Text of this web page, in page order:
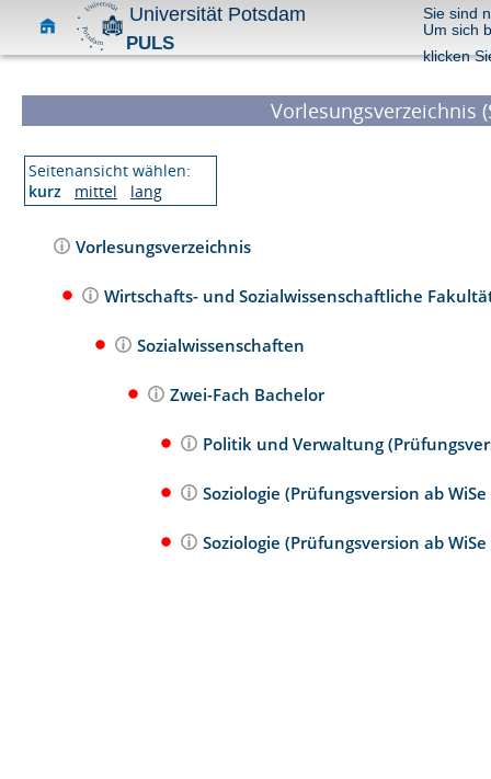
Universität Potsdam
PULS
Sie sind
Um sich
klicken
Vorlesungsverzeichnis
Seitenansicht wählen:
kurz
mittel lang
Vorlesungsverzeichnis
Wirtschafts- und Sozialwissenschaftliche
Sozialwissenschaften
Zwei-Fach Bachelor
Politik und Verwaltung
Soziologie (Prüfungsversion ab
Soziologie (Prüfungsversion ab